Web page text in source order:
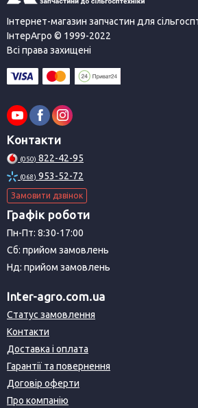
Інтернет-магазин запчастин для
ІнтерАгро © 1999-2022
Всі права захищені
Контакти
(050) 822-42-95
(068) 953-52-72
Замовити дзвінок
Графік роботи
Пн-Пт: 8:30-17:00
Сб: прийом замовлень
Нд: прийом замовлень
Inter-agro.com.ua
Статус замовлення
Контакти
Доставка і оплата
Гарантії та повернення
Договір оферти
Про компанію